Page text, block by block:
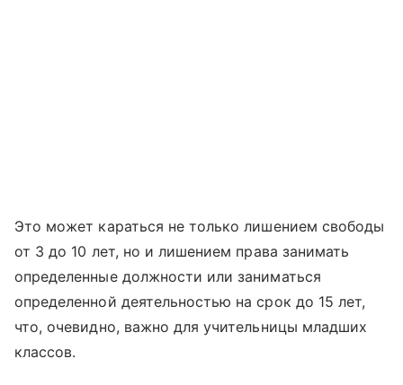
Это может караться не только лишением свободы
от 3 до 10 лет, но и лишением права занимать
определенные должности или заниматься
определенной деятельностью на срок до 15 лет,
что, очевидно, важно для учительницы младших
классов.